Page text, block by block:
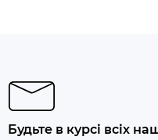
Будьте в курсі всіх